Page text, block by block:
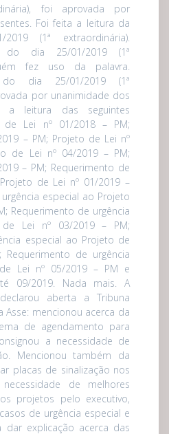
foi aprovada por
Foi feita a leitura da
(1ª extraordinária).
dia 25/01/2019 (1ª
fez uso da palavra.
dia 25/01/2019 (1ª
por unanimidade dos
a leitura das seguintes
de Lei nº 01/2018 – PM;
– PM; Projeto de Lei nº
de Lei nº 04/2019 – PM;
– PM; Requerimento de
de Lei nº 01/2019 –
especial ao Projeto
Requerimento de urgência
Lei nº 03/2019 – PM;
especial ao Projeto de
Requerimento de urgência
Lei nº 05/2019 – PM e
09/2019. Nada mais. A
aberta a Tribuna
Asse: mencionou acerca da
de agendamento para
a necessidade de
Mencionou também da
placas de sinalização nos
de melhores
projetos pelo executivo,
de urgência especial e
dar explicação acerca das